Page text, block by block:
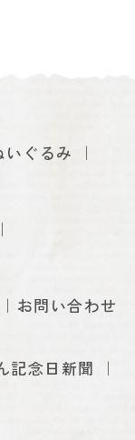
いぐるみ
お問い合わせ
記念日新聞